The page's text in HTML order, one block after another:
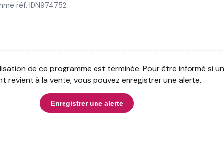
réf. IDN974752
de ce programme est terminée. Pour être informé si un
revient à la vente, vous pouvez enregistrer une alerte.
Enregistrer une alerte